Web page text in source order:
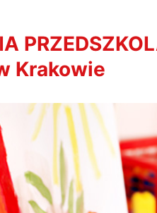
Krakowie